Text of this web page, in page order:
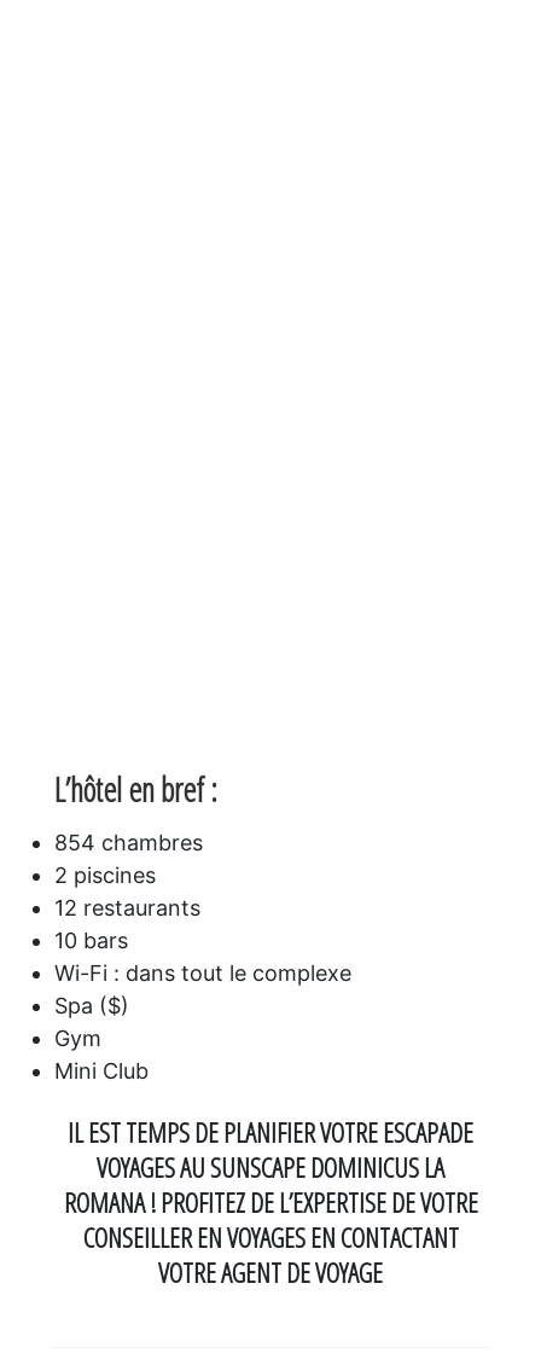
L’hôtel en bref :
854 chambres
2 piscines
12 restaurants
10 bars
Wi-Fi : dans tout le complexe
Spa ($)
Gym
Mini Club
IL EST TEMPS DE PLANIFIER VOTRE ESCAPADE
VOYAGES AU SUNSCAPE DOMINICUS LA
ROMANA ! PROFITEZ DE L’EXPERTISE DE VOTRE
CONSEILLER EN VOYAGES EN CONTACTANT
VOTRE AGENT DE VOYAGE